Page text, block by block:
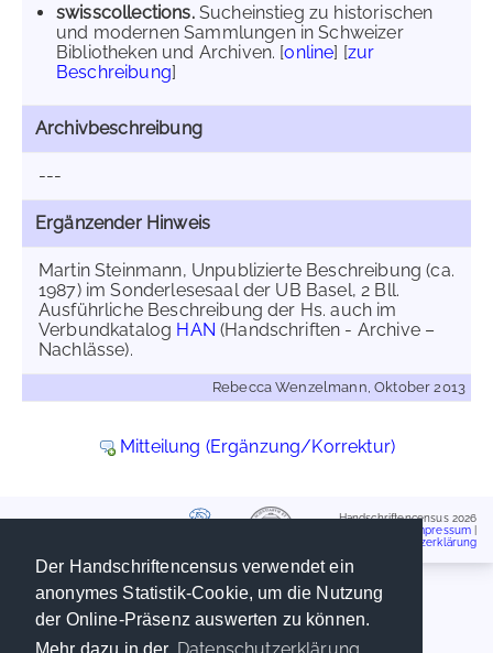
Der Handschriftencensus verwendet ein
anonymes Statistik-Cookie, um die Nutzung
der Online-Präsenz auswerten zu können.
swisscollections.Sucheinstieg zu historischen
und modernen Sammlungen in Schweizer
Bibliotheken und Archiven. [online] [zur
Beschreibung]
Archivbeschreibung
---
Ergänzender Hinweis
Martin Steinmann, Unpublizierte Beschreibung (ca.
1987) im Sonderlesesaal der UB Basel, 2 Bll.
Ausführliche Beschreibung der Hs. auch im
Verbundkatalog HAN (Handschriften - Archive –
Nachlässe).
Rebecca Wenzelmann, Oktober 2013
Mitteilung (Ergänzung/Korrektur)
Handschriftencensus 2026
Impressum
Datenschutzerklärung